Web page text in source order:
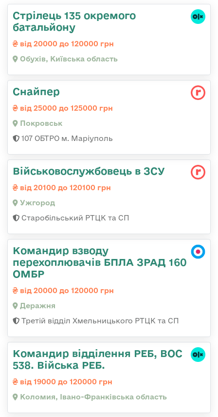
Стрілець 135 окремого
батальйону
від 20000 до 120000 грн
Обухів, Київська область
Снайпер
від 25000 до 125000 грн
Покровськ
107 ОБТРО м. Маріуполь
Військовослужбовець в ЗСУ
від 20100 до 120100 грн
Ужгород
Старобільський РТЦК та СП
Командир взводу
перехоплювачів БПЛА ЗРАД 160
ОМБР
від 20000 до 120000 грн
Деражня
Третій відділ Хмельницького РТЦК та СП
Командир відділення РЕБ, ВОС
538. Війська РЕБ.
від 19000 до 120000 грн
Коломия, Івано-Франківська область